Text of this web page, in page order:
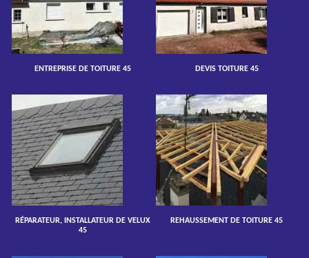
ENTREPRISE DE TOITURE 45 DEVIS TOITURE 45
RÉPARATEUR, INSTALLATEUR DE VELUX
45
REHAUSSEMENT DE TOITURE 45